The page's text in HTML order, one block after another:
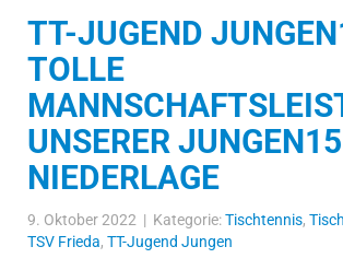
TT-JUGEND
TOLLE
UNSERER
NIEDERLAGE
9. Oktober 2022 | Kategorie:Tischtennis,
TSV Frieda, TT-Jugend Jungen